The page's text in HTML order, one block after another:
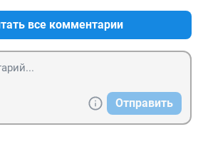
все комментарии
Отправить